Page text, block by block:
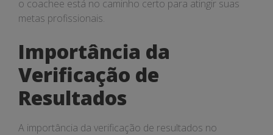
o coachee está no caminho certo para atingir suas
metas profissionais.
Importância da
Verificação de
Resultados
A importância da verificação de resultados no